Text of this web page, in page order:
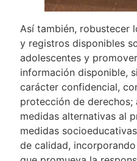
Así también, robustecer
y registros disponibles
adolescentes y
información disponible,
carácter confidencial,
protección de
medidas alternativas al
medidas
de calidad,